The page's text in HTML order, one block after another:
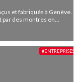
et fabriqués à Genève.
des montres en...
#ENTREPRISES